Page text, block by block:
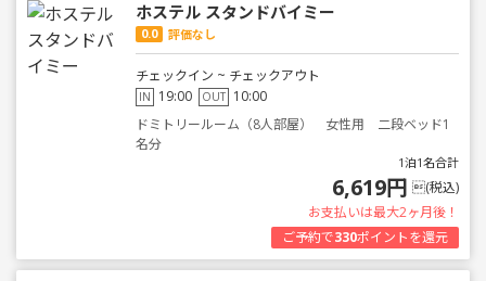
ホステル スタンドバイミー
0.0 評価なし
チェックイン ~ チェックアウト
IN 19:00 OUT 10:00
ドミトリールーム（8人部屋） 女性用 二段ベッド1
名分
1泊1名合計
6,619円 (税込)
お支払いは最大2ヶ月後！
ご予約で330ポイントを還元